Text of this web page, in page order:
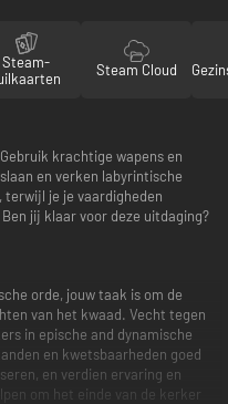
Steam-
Steam Cloud
krachtige wapens en
en verken labyrintische
je je vaardigheden
jij klaar voor deze uitdaging?
orde, jouw taak is om de
van het kwaad. Vecht tegen
in epische and dynamische
en kwetsbaarheden goed
en verdien ervaring en
om het einde van de kerker